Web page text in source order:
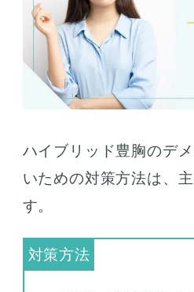
ハイブリッド豊胸のデ
いための対策方法は、
す。